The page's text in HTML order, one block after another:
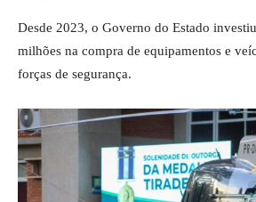
Desde 2023, o Governo do Estado
milhões na compra de equipamentos e
forças de segurança.